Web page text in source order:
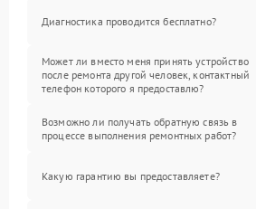
Диагностика проводится бесплатно?
Может ли вместо меня принять устройство
после ремонта другой человек, контактный
телефон которого я предоставлю?
Возможно ли получать обратную связь в
процессе выполнения ремонтных работ?
Какую гарантию вы предоставляете?